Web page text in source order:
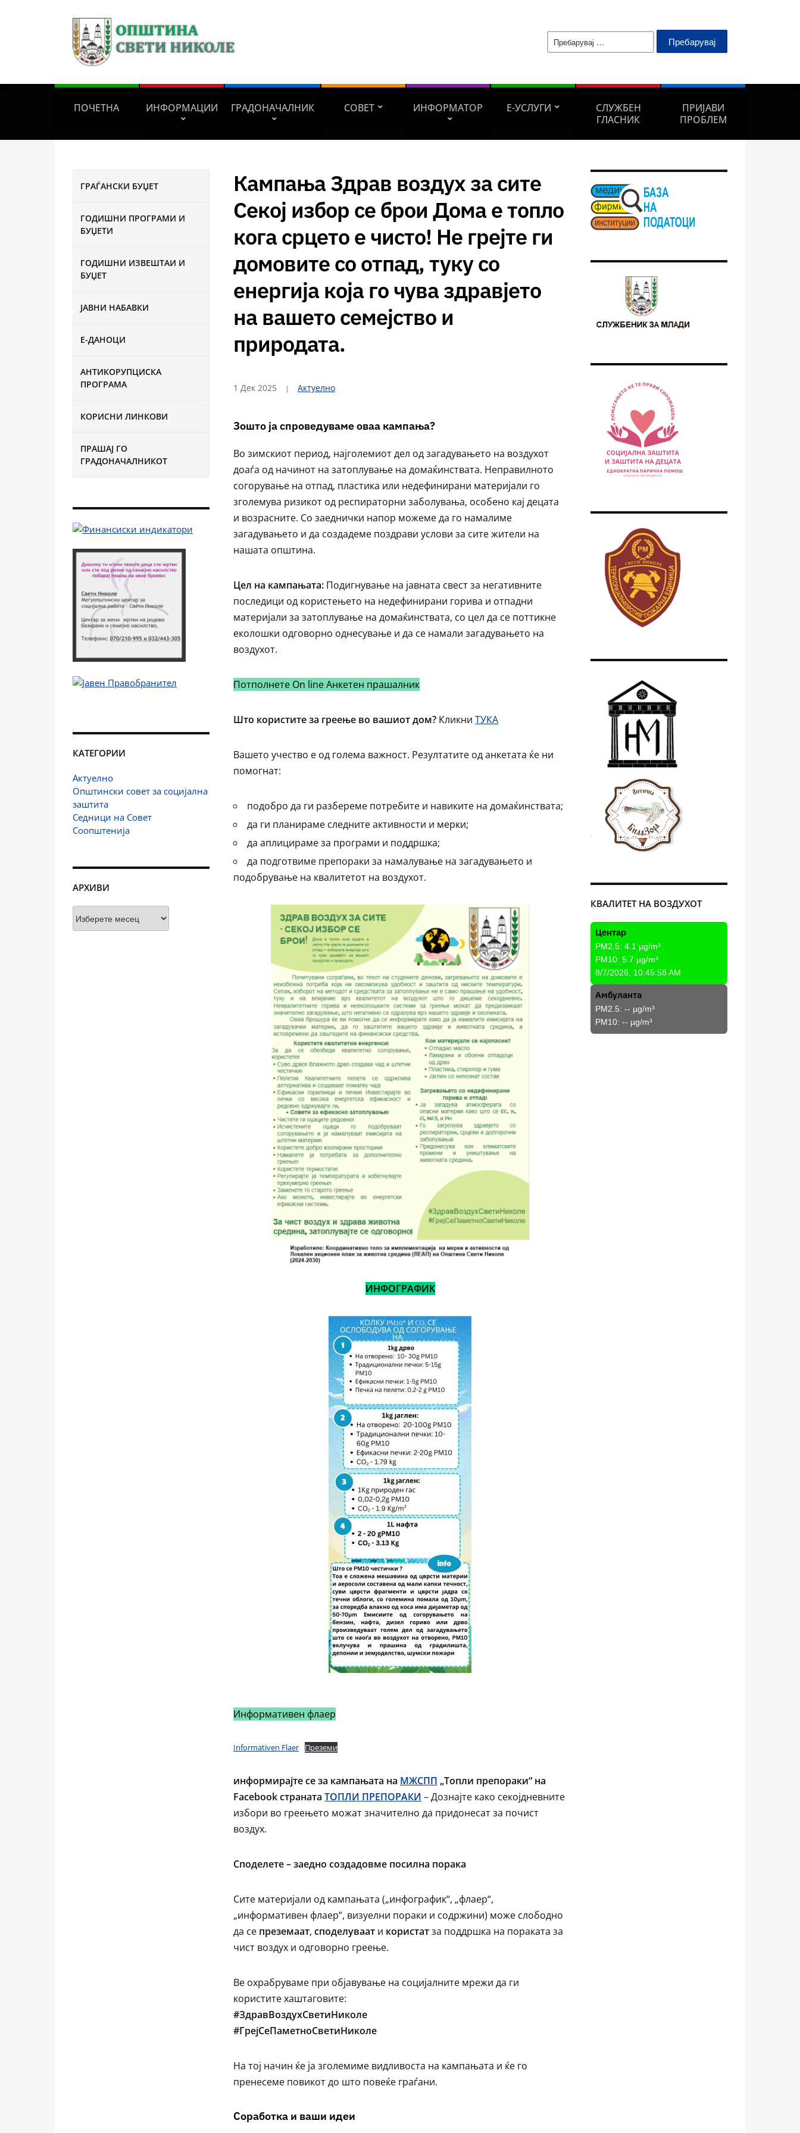
Пребарувај
ПОЧЕТНА ИНФОРМАЦИИ ГРАДОНАЧАЛНИК СОВЕТ ИНФОРМАТОР Е-УСЛУГИ
СЛУЖБЕН
ГЛАСНИК
ПРИЈАВИ
ПРОБЛЕМ
ГРАЃАНСКИ БУЏЕТ
ГОДИШНИ ПРОГРАМИ И
БУЏЕТИ
ГОДИШНИ ИЗВЕШТАИ И
БУЏЕТ
ЈАВНИ НАБАВКИ
Е-ДАНОЦИ
АНТИКОРУПЦИСКА
ПРОГРАМА
КОРИСНИ ЛИНКОВИ
ПРАШАЈ ГО
ГРАДОНАЧАЛНИКОТ
КАТЕГОРИИ
Актуелно
Општински совет за социјална
заштита
Седници на Совет
Соопштенија
АРХИВИ
Кампања Здрав воздух за сите
Секој избор се брои Дома е топло
кога срцето е чисто! Не грејте ги
домовите со отпад, туку со
енергија која го чува здравјето
на вашето семејство и
природата.
1 Дек 2025 Актуелно
Зошто ја спроведуваме оваа кампања?
Во зимскиот период, најголемиот дел од загадувањето на воздухот
доаѓа од начинот на затоплување на домаќинствата. Неправилното
согорување на отпад, пластика или недефинирани материјали го
зголемува ризикот од респираторни заболувања, особено кај децата
и возрасните. Со заеднички напор можеме да го намалиме
загадувањето и да создадеме поздрави услови за сите жители на
нашата општина.
Цел на кампањата: Подигнување на јавната свест за негативните
последици од користењето на недефинирани горива и отпадни
материјали за затоплување на домаќинствата, со цел да се поттикне
еколошки одговорно однесување и да се намали загадувањето на
воздухот.
Потполнете On line Анкетен прашалник
Што користите за греење во вашиот дом? Кликни ТУКА
Вашето учество е од голема важност. Резултатите од анкетата ќе ни
помогнат:
подобро да ги разбереме потребите и навиките на домаќинствата;
да ги планираме следните активности и мерки;
да аплицираме за програми и поддршка;
да подготвиме препораки за намалување на загадувањето и
подобрување на квалитетот на воздухот.
ИНФОГРАФИК
Информативен флаер
Informativen Flaer Преземи
информирајте се за кампањата на МЖСПП „Топли препораки“ на
Facebook страната ТОПЛИ ПРЕПОРАКИ – Дознајте како секојдневните
избори во греењето можат значително да придонесат за почист
воздух.
Споделете – заедно создадовме посилна порака
Сите материјали од кампањата („инфографик“, „флаер“,
„информативен флаер“, визуелни пораки и содржини) може слободно
да се преземаат, споделуваат и користатза поддршка на пораката за
чист воздух и одговорно греење.
Ве охрабруваме при објавување на социјалните мрежи да ги
користите хаштаговите:
#ЗдравВоздухСветиНиколе
#ГрејСеПаметноСветиНиколе
На тој начин ќе ја зголемиме видливоста на кампањата и ќе го
пренесеме повикот до што повеќе граѓани.
Соработка и ваши идеи
КВАЛИТЕТ НА ВОЗДУХОТ
Центар
PM2.5: 4.1 µg/m³
PM10: 5.7 µg/m³
8/7/2026, 10:45:58 AM
Амбуланта
PM2.5: -- µg/m³
PM10: -- µg/m³